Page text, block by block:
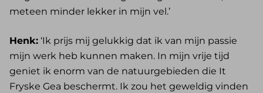
meteen minder lekker in mijn vel.’
Henk: ‘Ik prijs mij gelukkig dat ik van mijn passie
mijn werk heb kunnen maken. In mijn vrije tijd
geniet ik enorm van de natuurgebieden die It
Fryske Gea beschermt. Ik zou het geweldig vinden